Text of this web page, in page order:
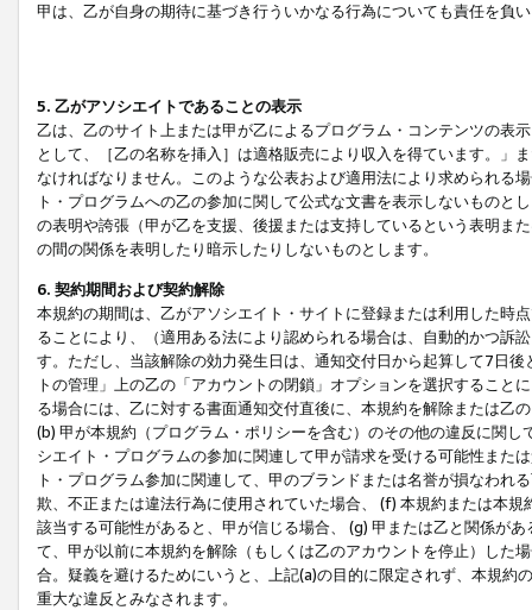
甲は、乙が自身の期待に基づき行ういかなる行為についても責任を負
5. 乙がアソシエイトであることの表示
乙は、乙のサイト上または甲が乙によるプログラム・コンテンツの表
として、［乙の名称を挿入］は適格販売により収入を得ています。」
なければなりません。このような公表および適用法により求められる
ト・プログラムへの乙の参加に関して公式な文書を表示しないもの
の表明や誇張（甲が乙を支援、後援または支持しているという表明ま
の間の関係を表明したり暗示したりしないものとします。
6. 契約期間および契約解除
本規約の期間は、乙がアソシエイト・サイトに登録または利用した時
ることにより、（適用ある法により認められる場合は、自動的かつ訴
す。ただし、当該解除の効力発生日は、通知交付日から起算して7日
トの管理」上の乙の「アカウントの閉鎖」オプションを選択するこ
る場合には、乙に対する書面通知交付直後に、本規約を解除または乙
(b) 甲が本規約（プログラム・ポリシーを含む）のその他の違反に関
シエイト・プログラムの参加に関連して甲が請求を受ける可能性また
ト・プログラム参加に関連して、甲のブランドまたは名誉が損なわれ
欺、不正または違法行為に使用されていた場合、 (f) 本規約または本
該当する可能性があると、甲が信じる場合、 (g) 甲または乙と関係が
て、甲が以前に本規約を解除（もしくは乙のアカウントを停止）した
合。疑義を避けるためにいうと、上記(a)の目的に限定されず、本規
重大な違反とみなされます。